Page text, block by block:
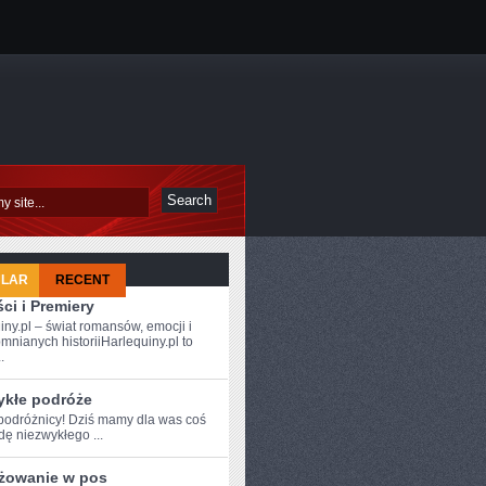
RECENT
i Premiery
– świat romansów, emocji i
historiiHarlequiny.pl to
podróże
Dziś mamy ⁢dla was ‌coś
niezwykłego ...
w pos